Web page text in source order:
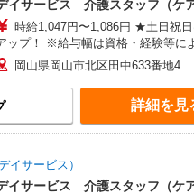
イサービス 介護スタッフ（ケア
時給1,047円〜1,086円 ★土日祝日は時給100円
ップ！ ※給与幅は資格・経験等に
岡山県岡山市北区田中633番地4
詳細を見
イサービス）
イサービス 介護スタッフ（ケ